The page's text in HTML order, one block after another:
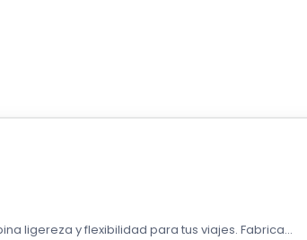
ligereza y flexibilidad para tus viajes. Fabrica...